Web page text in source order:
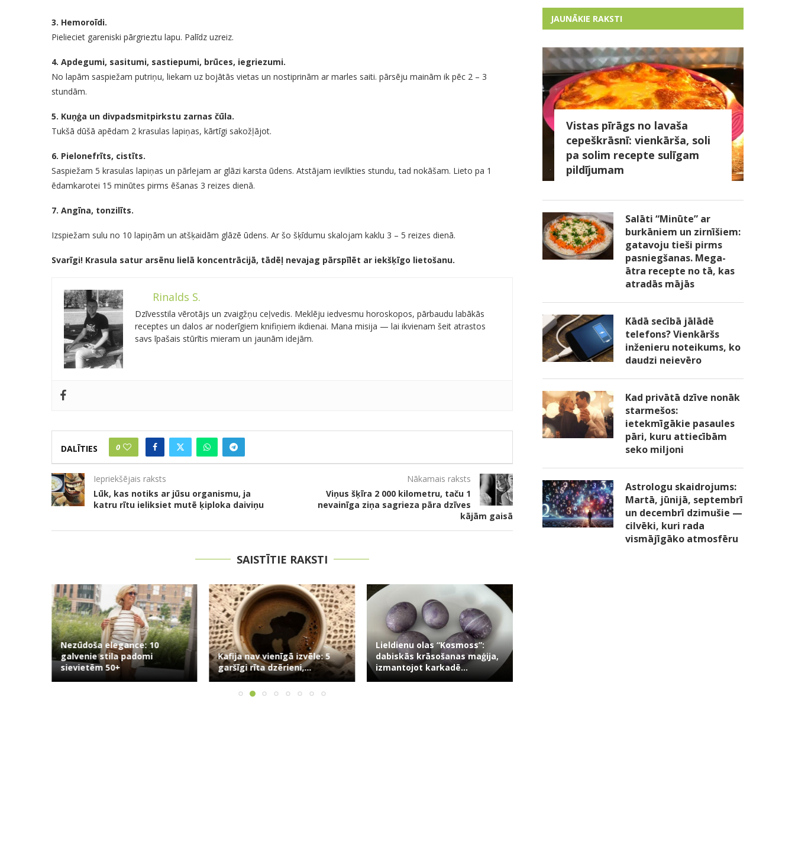
3. Hemoroīdi.
Pielieciet gareniski pārgrieztu lapu. Palīdz uzreiz.
4. Apdegumi, sasitumi, sastiepumi, brūces, iegriezumi.
No lapām saspiežam putriņu, liekam uz bojātās vietas un nostiprinām ar marles saiti. pārsēju mainām ik pēc 2 – 3
stundām.
5. Kuņģa un divpadsmitpirkstu zarnas čūla.
Tukšā dūšā apēdam 2 krasulas lapiņas, kārtīgi sakožļājot.
6. Pielonefrīts, cistīts.
Saspiežam 5 krasulas lapiņas un pārlejam ar glāzi karsta ūdens. Atstājam ievilkties stundu, tad nokāšam. Lieto pa 1
ēdamkarotei 15 minūtes pirms ēšanas 3 reizes dienā.
7. Angīna, tonzilīts.
Izspiežam sulu no 10 lapiņām un atšķaidām glāzē ūdens. Ar šo šķīdumu skalojam kaklu 3 – 5 reizes dienā.
Svarīgi! Krasula satur arsēnu lielā koncentrācijā, tādēļ nevajag pārspīlēt ar iekšķīgo lietošanu.
Rinalds S.
Dzīvesstila vērotājs un zvaigžņu ceļvedis. Meklēju iedvesmu horoskopos, pārbaudu labākās
receptes un dalos ar noderīgiem knifiņiem ikdienai. Mana misija — lai ikvienam šeit atrastos
savs īpašais stūrītis mieram un jaunām idejām.
DALĪTIES 0
Iepriekšējais raksts
Lūk, kas notiks ar jūsu organismu, ja
katru rītu ieliksiet mutē ķiploka daiviņu
Nākamais raksts
Viņus šķīra 2 000 kilometru, taču 1
nevainīga ziņa sagrieza pāra dzīves
kājām gaisā
SAISTĪTIE RAKSTI
Nezūdoša elegance: 10
galvenie stila padomi
sievietēm 50+
Kafija nav vienīgā izvēle: 5
garšīgi rīta dzērieni,...
Lieldienu olas “Kosmoss”:
dabiskās krāsošanas maģija,
izmantojot karkadē...
JAUNĀKIE RAKSTI
Vistas pīrāgs no lavaša
cepeškrāsnī: vienkārša, soli
pa solim recepte sulīgam
pildījumam
Salāti “Minūte” ar
burkāniem un zirnīšiem:
gatavoju tieši pirms
pasniegšanas. Mega-
ātra recepte no tā, kas
atradās mājās
Kādā secībā jālādē
telefons? Vienkāršs
inženieru noteikums, ko
daudzi neievēro
Kad privātā dzīve nonāk
starmešos:
ietekmīgākie pasaules
pāri, kuru attiecībām
seko miljoni
Astrologu skaidrojums:
Martā, jūnijā, septembrī
un decembrī dzimušie —
cilvēki, kuri rada
vismājīgāko atmosfēru